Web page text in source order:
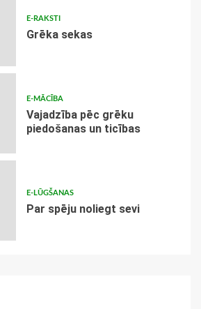
E-RAKSTI
Grēka sekas
E-MĀCĪBA
Vajadzība pēc grēku
piedošanas un ticības
E-LŪGŠANAS
Par spēju noliegt sevi